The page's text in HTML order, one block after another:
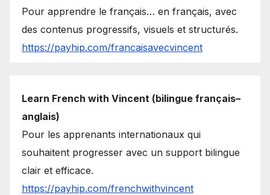
Pour apprendre le français… en français, avec
des contenus progressifs, visuels et structurés.
https://payhip.com/francaisavecvincent
Learn French with Vincent (bilingue français–
anglais)
Pour les apprenants internationaux qui
souhaitent progresser avec un support bilingue
clair et efficace.
https://payhip.com/frenchwithvincent